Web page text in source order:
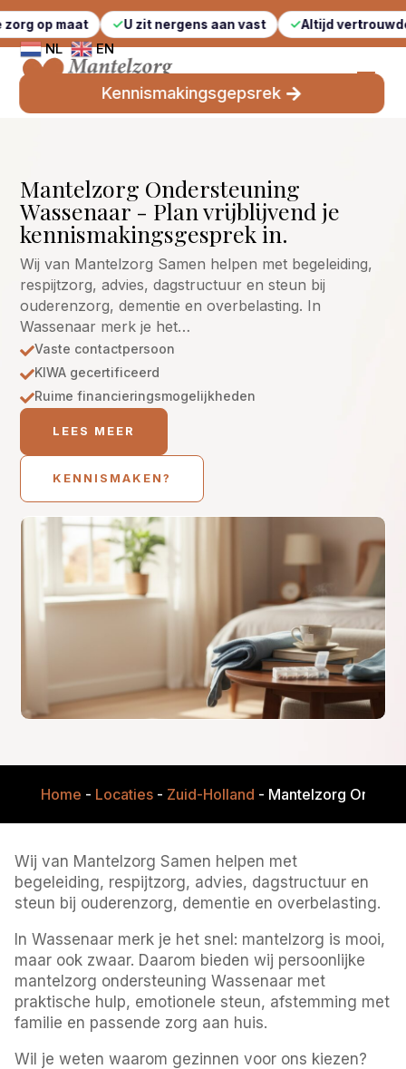
U zit nergens aan vast Altijd vertrouwde gezichten
NL EN
Kennismakingsgepsrek
Mantelzorg Ondersteuning
Wassenaar - Plan vrijblijvend je
kennismakingsgesprek in.
Wij van Mantelzorg Samen helpen met begeleiding,
respijtzorg, advies, dagstructuur en steun bij
ouderenzorg, dementie en overbelasting. In
Wassenaar merk je het…
Vaste contactpersoon
KIWA gecertificeerd
Ruime financieringsmogelijkheden
LEES MEER
KENNISMAKEN?
Home - Locaties- Zuid-Holland - Mantelzorg
Wij van Mantelzorg Samen helpen met
begeleiding, respijtzorg, advies, dagstructuur en
steun bij ouderenzorg, dementie en overbelasting.
In Wassenaar merk je het snel: mantelzorg is mooi,
maar ook zwaar. Daarom bieden wij persoonlijke
mantelzorg ondersteuning Wassenaar met
praktische hulp, emotionele steun, afstemming met
familie en passende zorg aan huis.
Wil je weten waarom gezinnen voor ons kiezen?